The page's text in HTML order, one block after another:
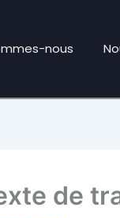
nous
de